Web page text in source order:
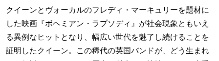
クイーンとヴォーカルのフレディ・マーキュリーを題材に
した映画『ボヘミアン・ラプソディ』が社会現象ともいえ
る異例なヒットとなり、幅広い世代を魅了し続けることを
証明したクイーン。この稀代の英国バンドが、どう生まれ